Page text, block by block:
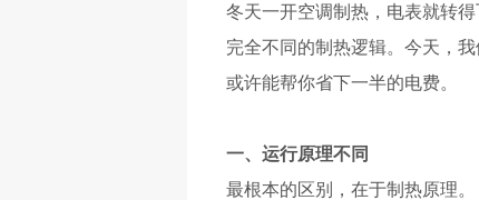
冬天一开空调制热，电表就转
完全不同的制热逻辑。今天，
或许能帮你省下一半的电费。
一、运行原理不同
最根本的区别，在于制热原理。